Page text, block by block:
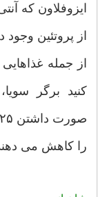
ایزوفلاون که
از پروتئین وجود
از جمله
کنید برگر
را کاهش می